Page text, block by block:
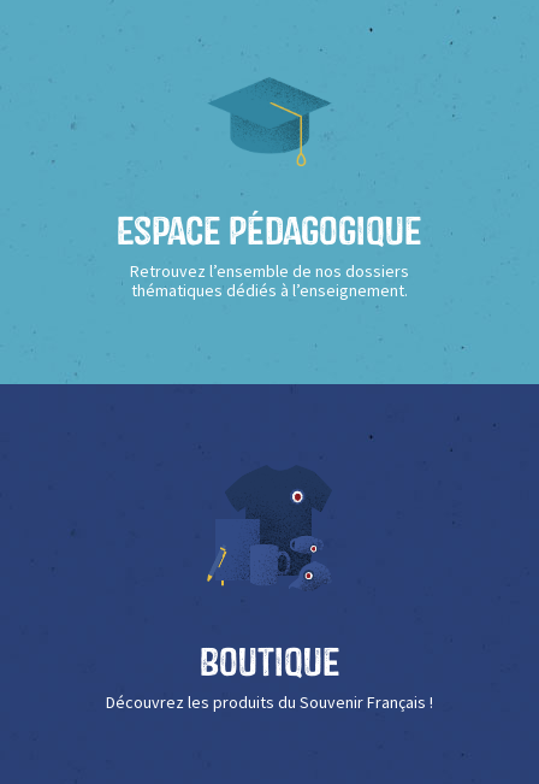
Espace Pédagogique
Retrouvez l’ensemble de nos dossiers
thématiques dédiés à l’enseignement.
Boutique
Découvrez les produits du Souvenir Français !